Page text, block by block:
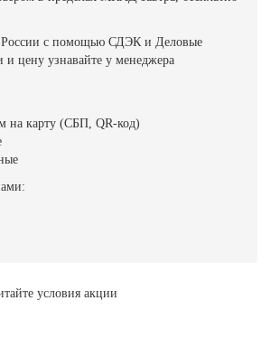
с помощью СДЭК и Деловые
и цену узнавайте у менеджера
на карту (СБП, QR-код)
условия акции